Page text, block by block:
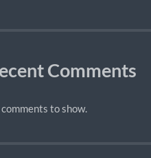
Comments
to show.